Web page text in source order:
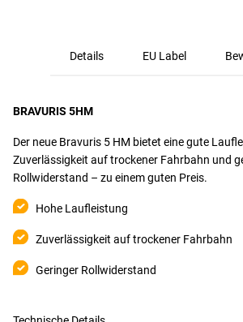
Details EU Label
BRAVURIS 5HM
Der neue Bravuris 5 HM bietet eine gute
Zuverlässigkeit auf trockener Fahrbahn und
Rollwiderstand – zu einem guten Preis.
Hohe Laufleistung
Zuverlässigkeit auf trockener Fahrbahn
Geringer Rollwiderstand